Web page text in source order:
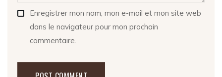
Enregistrer mon nom, mon e-mail et mon site web
dans le navigateur pour mon prochain
commentaire.